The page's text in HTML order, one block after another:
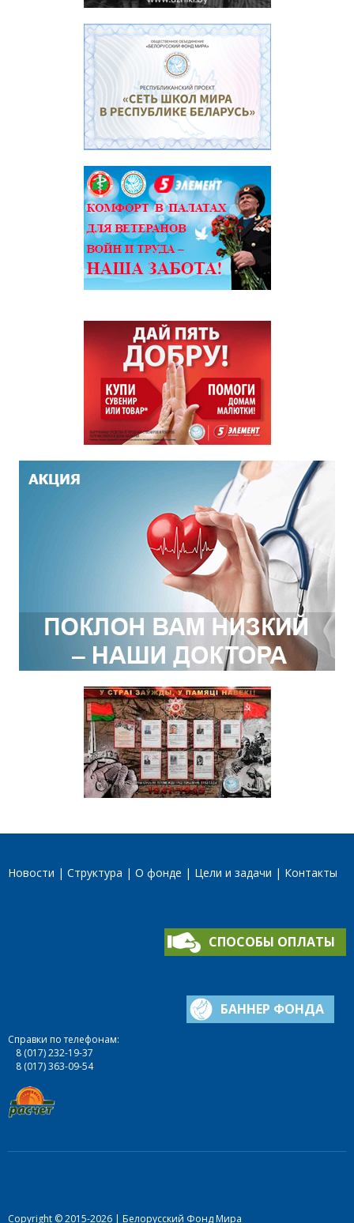
Новости Структура О фонде Цели и задачи Контакты
СПОСОБЫ ОПЛАТЫ
БАННЕР ФОНДА
Справки по телефонам:
8 (017) 232-19-37
8 (017) 363-09-54
Copyright © 2015-2026 | Белорусский Фонд Мира